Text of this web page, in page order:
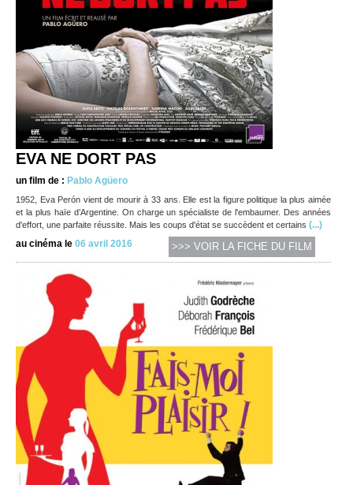
EVA NE DORT PAS
un film de : Pablo Agüero
1952, Eva Perón vient de mourir à 33 ans. Elle est la figure politique la plus aimée
et la plus haïe d’Argentine. On charge un spécialiste de l'embaumer. Des années
d'effort, une parfaite réussite. Mais les coups d'état se succèdent et certains (...)
au cinéma le 06 avril 2016 >>> VOIR LA FICHE DU FILM